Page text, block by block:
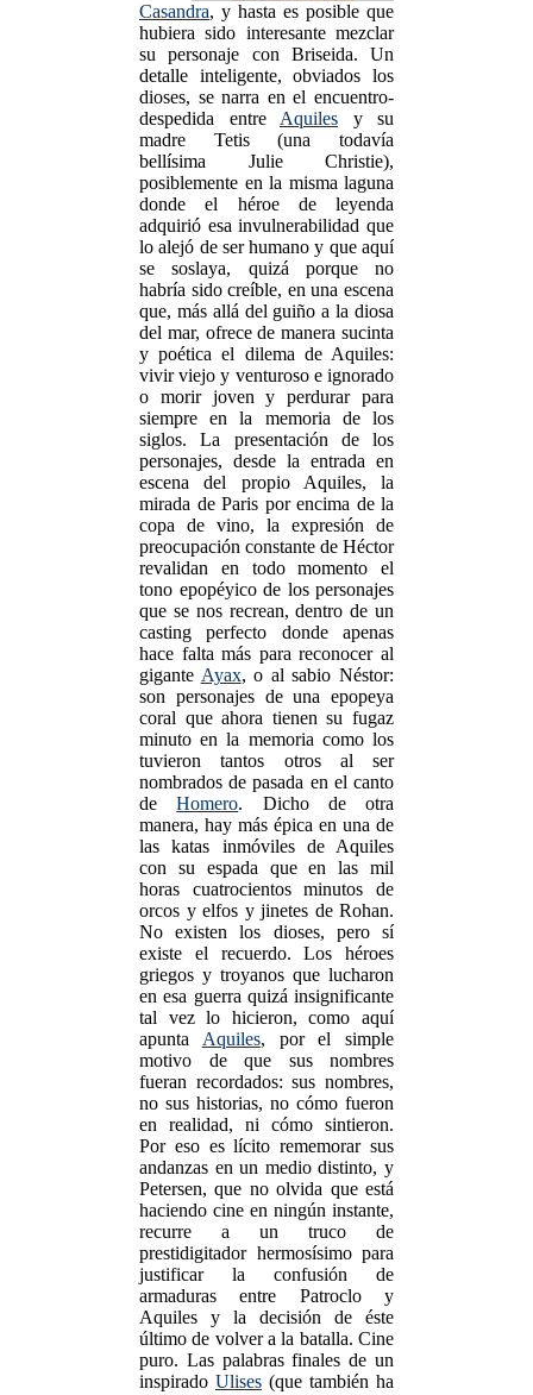
Casandra, y hasta es posible que
hubiera sido interesante mezclar
su personaje con Briseida. Un
detalle inteligente, obviados los
dioses, se narra en el encuentro-
despedida entre Aquiles y su
madre Tetis (una todavía
bellísima Julie Christie),
posiblemente en la misma laguna
donde el héroe de leyenda
adquirió esa invulnerabilidad que
lo alejó de ser humano y que aquí
se soslaya, quizá porque no
habría sido creíble, en una escena
que, más allá del guiño a la diosa
del mar, ofrece de manera sucinta
y poética el dilema de Aquiles:
vivir viejo y venturoso e ignorado
o morir joven y perdurar para
siempre en la memoria de los
siglos. La presentación de los
personajes, desde la entrada en
escena del propio Aquiles, la
mirada de Paris por encima de la
copa de vino, la expresión de
preocupación constante de Héctor
revalidan en todo momento el
tono epopéyico de los personajes
que se nos recrean, dentro de un
casting perfecto donde apenas
hace falta más para reconocer al
gigante Ayax, o al sabio Néstor:
son personajes de una epopeya
coral que ahora tienen su fugaz
minuto en la memoria como los
tuvieron tantos otros al ser
nombrados de pasada en el canto
deHomero. Dicho de otra
manera, hay más épica en una de
las katas inmóviles de Aquiles
con su espada que en las mil
horas cuatrocientos minutos de
orcos y elfos y jinetes de Rohan.
No existen los dioses, pero sí
existe el recuerdo. Los héroes
griegos y troyanos que lucharon
en esa guerra quizá insignificante
tal vez lo hicieron, como aquí
apunta Aquiles, por el simple
motivo de que sus nombres
fueran recordados: sus nombres,
no sus historias, no cómo fueron
en realidad, ni cómo sintieron.
Por eso es lícito rememorar sus
andanzas en un medio distinto, y
Petersen, que no olvida que está
haciendo cine en ningún instante,
recurre a un truco de
prestidigitador hermosísimo para
justificar la confusión de
armaduras entre Patroclo y
Aquiles y la decisión de éste
último de volver a la batalla. Cine
puro. Las palabras finales de un
inspirado Ulises (que también ha